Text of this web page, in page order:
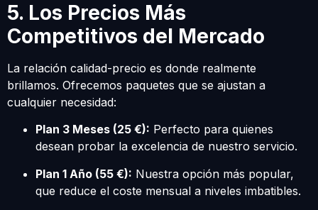
5. Los Precios Más
Competitivos del Mercado
La relación calidad-precio es donde realmente
brillamos. Ofrecemos paquetes que se ajustan a
cualquier necesidad:
Plan 3 Meses (25 €): Perfecto para quienes
desean probar la excelencia de nuestro servicio.
Plan 1 Año (55 €): Nuestra opción más popular,
que reduce el coste mensual a niveles imbatibles.